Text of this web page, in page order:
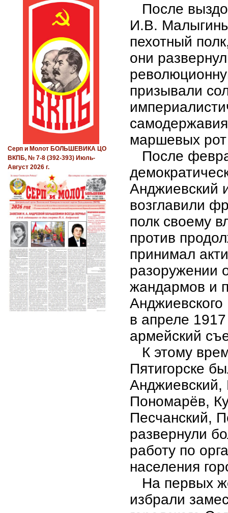
После
И.В.
пехотный
они
призывали
маршевых рот
После
Анджиевский
возглавили
полк своему
против
принимал
разоружении
жандармов и
в апреле
армейский
К этому
Пятигорске
Пономарёв,
Песчанский,
развернули
работу по
населения
На первых
избрали
Серп и Молот БОЛЬШЕВИКА ЦО
ВКПБ, № 7-8 (392-393) Июль-
Август 2026 г.